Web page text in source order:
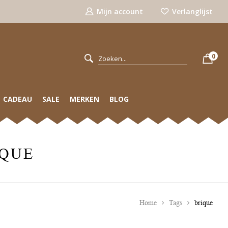
Mijn account Verlanglijst
0
CADEAU SALE MERKEN BLOG
Home Tags brique